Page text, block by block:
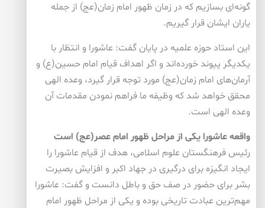
گونه‌ای بسازیم كه در زمان ظهور امام زمان(عج) از جمله
یاران ایشان قرار گیریم.
این استاد حوزه علمیه در پایان گفت: عاشورا و انتظار با
یكدیگر پیوند خورده‌اند و اگر اهداف قیام امام حسین(ع) و
آرمان‌های امام زمان(عج) مورد توجه قرار گیرد، وعده الهی
محقق خواهد شد كه وظیفه ما فراهم نمودن مقدمات آن
وعده الهی است.
واقعه عاشورا یكی از مراحل ظهور امام عصر(عج) است
رئیس فرهنگستان علوم اسلامی، هدف از قیام عاشورا را
ایجاد انگیزه برای درگیری در جهاد اكبر و افزایش بصیرت
بشر برای حضور در صف حق و باطل دانست و گفت: عاشورا
مهم‌ترین عبادت تاریخی بوده و یكی از مراحل ظهور امام